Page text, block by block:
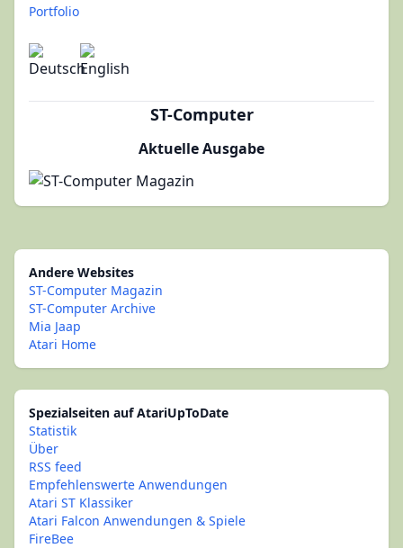
Portfolio
ST-Computer
Aktuelle Ausgabe
Andere Websites
ST-Computer Magazin
ST-Computer Archive
Mia Jaap
Atari Home
Spezialseiten auf AtariUpToDate
Statistik
Über
RSS feed
Empfehlenswerte Anwendungen
Atari ST Klassiker
Atari Falcon Anwendungen & Spiele
FireBee